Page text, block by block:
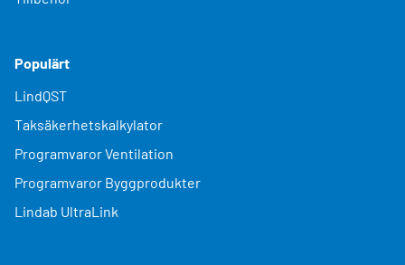
Populärt
LindQST
Taksäkerhetskalkylator
Programvaror Ventilation
Programvaror Byggprodukter
Lindab UltraLink